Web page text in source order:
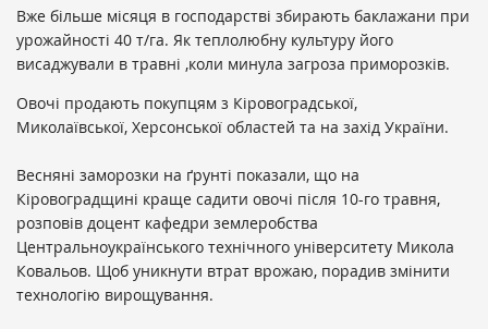
Вже більше місяця в господарстві збирають баклажани при
урожайності 40 т/га. Як теплолюбну культуру його
висаджували в травні ,коли минула загроза приморозків.
Овочі продають покупцям з Кіровоградської,
Миколаївської, Херсонської областей та на захід України.
Весняні заморозки на ґрунті показали, що на
Кіровоградщині краще садити овочі після 10-го травня,
розповів доцент кафедри землеробства
Центральноукраїнського технічного університету Микола
Ковальов. Щоб уникнути втрат врожаю, порадив змінити
технологію вирощування.